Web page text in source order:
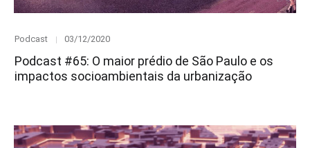
Category
Podcast
Posted
03/12/2020
Podcast #65: O maior prédio de São Paulo e os
impactos socioambientais da urbanização